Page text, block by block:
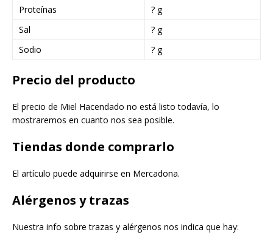
Proteínas
? g
Sal
? g
Sodio
? g
Precio del producto
El precio de Miel Hacendado no está listo todavía, lo
mostraremos en cuanto nos sea posible.
Tiendas donde comprarlo
El artículo puede adquirirse en Mercadona.
Alérgenos y trazas
Nuestra info sobre trazas y alérgenos nos indica que hay: